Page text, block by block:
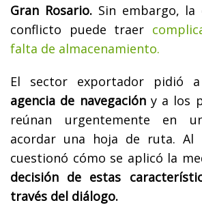
Gran Rosario.Sin embargo, la
conflicto puede traer
falta de almacenamiento.
El sector exportador pidió a
agencia de navegacióny a los
reúnan urgentemente en
acordar una hoja de ruta. Al
cuestionó cómo se aplicó la
decisión de estas
través del diálogo.